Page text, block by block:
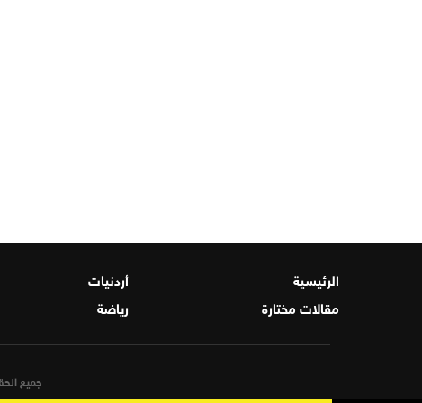
الرئيسية أردنيات
مقالات مختارة
رياضة
جميع